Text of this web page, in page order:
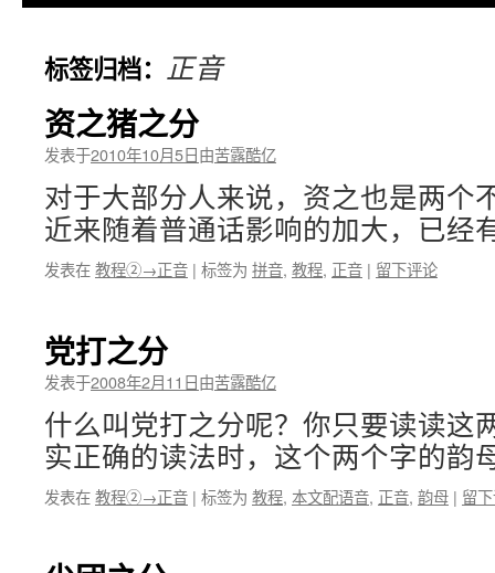
文标签归档： 正音
资之猪之分
发表于2010年10月5日由苦露酷亿
对于大部分人来说，资之也是两个
近来随着普通话影响的加大，已
发表在教程②→正音 | 标签为 拼音, 教程, 正音 | 留下评论
党打之分
发表于2008年2月11日由苦露酷亿
什么叫党打之分呢？你只要读读这
实正确的读法时，这个两个字的
发表在教程②→正音 | 标签为 教程, 本文配语音, 正音, 韵母 | 留